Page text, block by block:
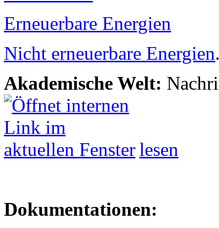
Erneuerbare Energien
Nicht erneuerbare Energien
Akademische Welt:
lesen
Dokumentationen: